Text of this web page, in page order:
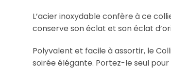
L’acier inoxydable confère à ce
conserve son éclat et son éclat
Polyvalent et facile à assortir, le
soirée élégante. Portez-le seul